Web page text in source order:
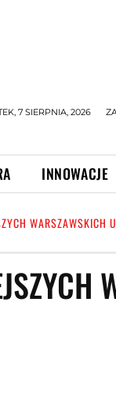
7 SIERPNIA, 2026
INNOWACJE
WARSZAWSKICH